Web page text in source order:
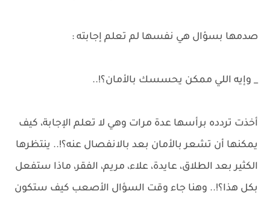
صدمها بسؤال هي نفسها لم تعلم إجابته :
_ وإيه اللي ممكن يحسسك بالأمان؟!..
أخذت تردده برأسها عدة مرات وهي لا تعلم الإجابة، كيف
يمكنها أن تشعر بالأمان بعد بالانفصال عنه؟!.. ينتظرها
الكثير بعد الطلاق، عايدة، علاء، مريم، الفقر، ماذا ستفعل
بكل هذا؟!.. وهنا جاء وقت السؤال الأصعب كيف ستكون